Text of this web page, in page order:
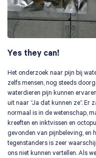
Yes they can!
Het onderzoek naar pijn bij
zelfs mensen, nog steeds
waterdieren pijn kunnen
uit naar “Ja dat kunnen ze”. Er
normaal is in de wetenschap,
kreeften en inktvissen en
gevonden van pijnbeleving, en
tegenstanders is zeer
ons niet kunnen vertellen. Als